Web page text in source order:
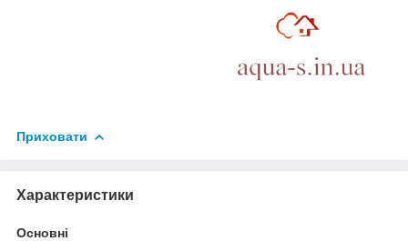
Приховати
Характеристики
Основні